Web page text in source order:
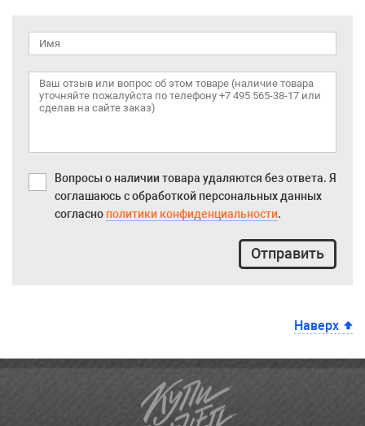
Вопросы о наличии товара удаляются без ответа. Я
соглашаюсь с обработкой персональных данных
согласно политики конфиденциальности.
Отправить
Наверх